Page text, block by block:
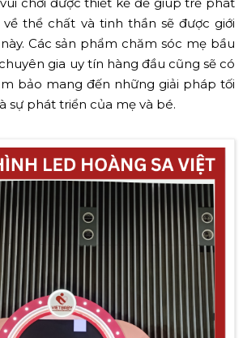
chơi được thiết kế để giúp trẻ phát
thể chất và tinh thần sẽ được giới
Các sản phẩm chăm sóc mẹ bầu
gia uy tín hàng đầu cũng sẽ có
bảo mang đến những giải pháp tối
sự phát triển của mẹ và bé.